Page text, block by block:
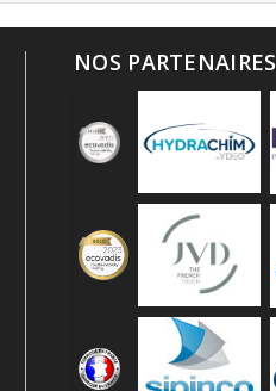
NOS PARTENAIRES